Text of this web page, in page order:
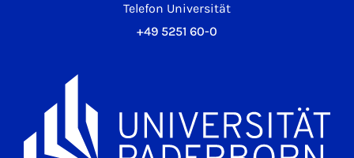
Telefon Universität
+49 5251 60-0